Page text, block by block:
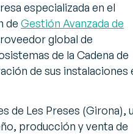
especializada en el
de Gestión Avanzada de
global de
de la Cadena de
de sus instalaciones
de Les Preses (Girona),
producción y venta de